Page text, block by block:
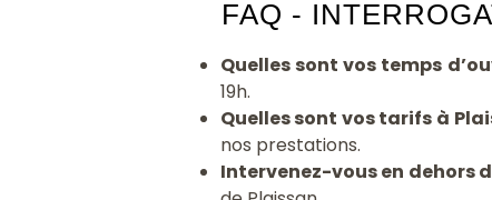
FAQ -
Quelles sont vos temps
19h.
Quelles sont vos tarifs à
nos prestations.
Intervenez-vous en dehors